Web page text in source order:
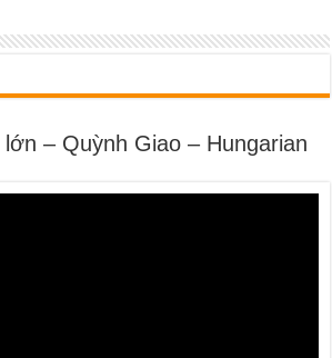
– Quỳnh Giao – Hungarian